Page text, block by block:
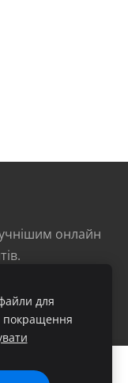
онлайн
для
покращення